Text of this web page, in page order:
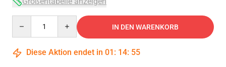
IN DEN WARENKORB
Diese Aktion endet in 01 : 14: 54